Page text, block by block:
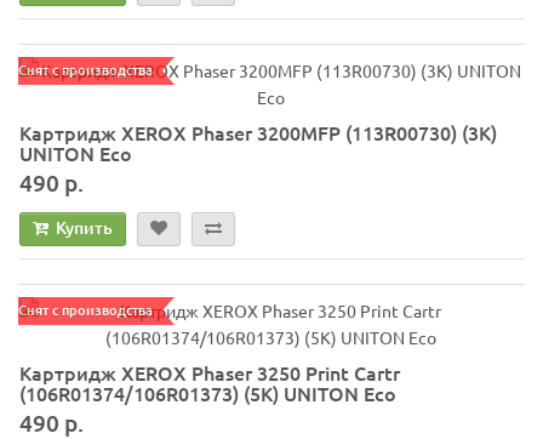
Снят с производства
Картридж XEROX Phaser 3200MFP (113R00730) (3K)
UNITON Eco
490 р.
Купить
Снят с производства
Картридж XEROX Phaser 3250 Print Cartr
(106R01374/106R01373) (5K) UNITON Eco
490 р.